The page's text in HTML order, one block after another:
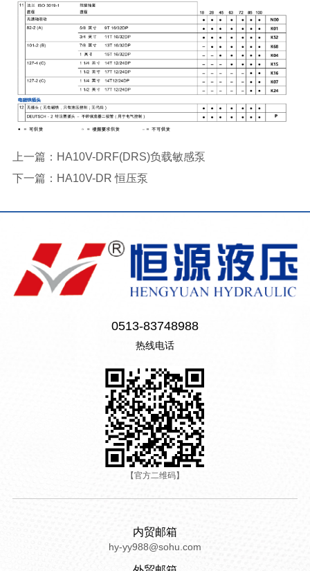
上一篇： HA10V-DRF(DRS)负载敏感泵
下一篇： HA10V-DR 恒压泵
0513-83748988
热线电话
【官方二维码】
内贸邮箱
hy-yy988@sohu.com